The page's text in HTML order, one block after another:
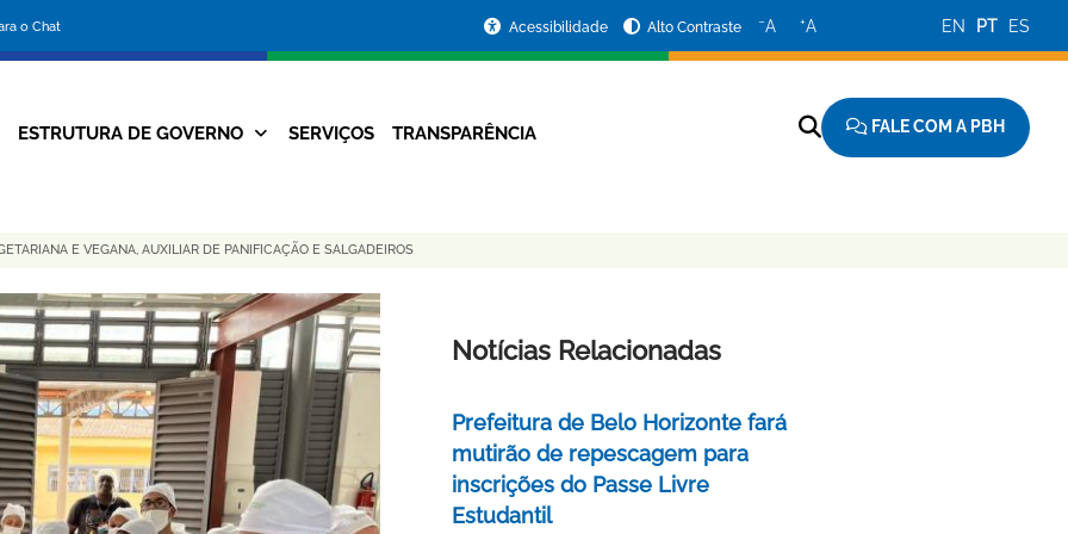
o Chat
da
Prefeitura
Acessibilidade Alto Contraste −A +A EN PT ES
Navegação
ESTRUTURA DE GOVERNO SERVIÇOS TRANSPARÊNCIA FALE COM A PBH
E VEGANA, AUXILIAR DE PANIFICAÇÃO E SALGADEIROS
Notícias Relacionadas
Prefeitura de Belo Horizonte fará
mutirão de repescagem para
inscrições do Passe Livre
Estudantil